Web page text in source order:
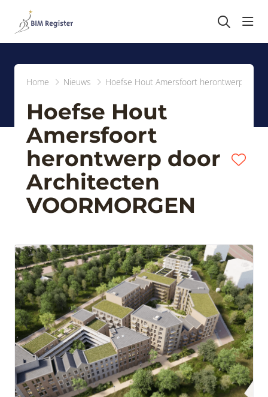
Home Nieuws Hoefse Hout Amersfoort herontwerp door
Hoefse Hout
Amersfoort
herontwerp door
Architecten
VOORMORGEN